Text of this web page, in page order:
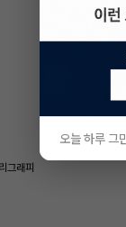
그래피
오늘 하루 그